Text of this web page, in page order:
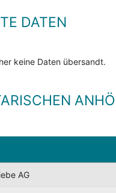
DATEN
keine Daten übersandt.
AG